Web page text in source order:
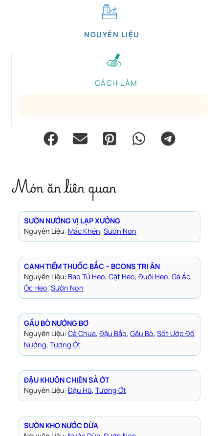
NGUYÊN LIỆU
CÁCH LÀM
Món ăn liên quan
SƯỜN NƯỚNG VỊ LẠP XƯỞNG
Nguyên Liệu: Mắc Khén, Sườn Non
CANH TIỀM THUỐC BẮC – BCONS TRI ÂN
Nguyên Liệu: Bao Tử Heo, Cật Heo, Đuôi Heo, Gà Ác
Óc Heo, Sườn Non
GẦU BÒ NƯỚNG BƠ
Nguyên Liệu: Cà Chua, Đậu Bắp, Gầu Bò, Sốt Ướp Đồ
Nướng, Tương Ớt
ĐẬU KHUÔN CHIÊN SẢ ỚT
Nguyên Liệu: Đậu Hũ, Tương Ớt
SƯỜN KHO NƯỚC DỪA